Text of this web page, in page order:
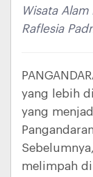
Wisata
Raflesia
yang lebih
yang
melimpah